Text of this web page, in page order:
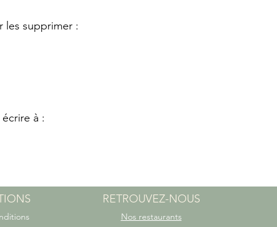
les supprimer :
à :
RETROUVEZ-NOUS
Nos restaurants